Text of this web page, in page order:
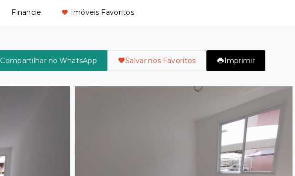
Financie Imóveis Favoritos
Compartilhar no WhatsApp Salvar nos Favoritos Imprimir